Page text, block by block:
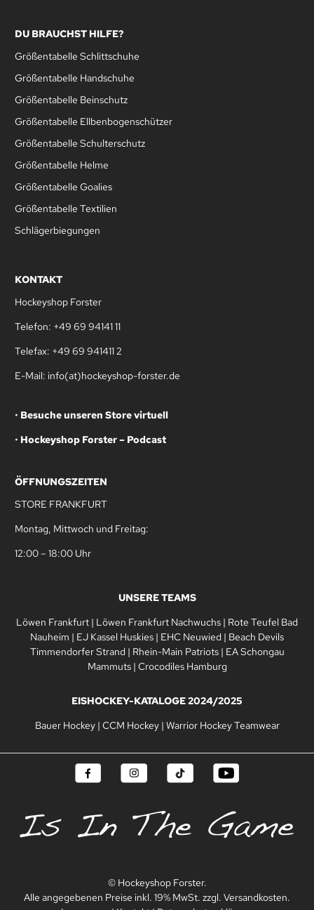
DU BRAUCHST HILFE?
Größentabelle Schlittschuhe
Größentabelle Handschuhe
Größentabelle Beinschutz
Größentabelle Ellbenbogenschützer
Größentabelle Schulterschutz
Größentabelle Helme
Größentabelle Goalies
Größentabelle Textilien
Schlägerbiegungen
KONTAKT
Hockeyshop Forster
Telefon: +49 69 94141 11
Telefax: +49 69 941411 2
E-Mail: info(at)hockeyshop-forster.de
• Besuche unseren Store virtuell
• Hockeyshop Forster – Podcast
ÖFFNUNGSZEITEN
STORE FRANKFURT
Montag, Mittwoch und Freitag:
12:00 – 18:00 Uhr
UNSERE TEAMS
Löwen Frankfurt | Löwen Frankfurt Nachwuchs | Rote Teufel Bad
Nauheim | EJ Kassel Huskies | EHC Neuwied | Beach Devils
Timmendorfer Strand | Rhein-Main Patriots| EA Schongau
Mammuts| Crocodiles Hamburg
EISHOCKEY-KATALOGE 2024/2025
Bauer Hockey| CCM Hockey| Warrior Hockey Teamwear
© Hockeyshop Forster.
Alle angegebenen Preise inkl. 19% MwSt. zzgl. Versandkosten.